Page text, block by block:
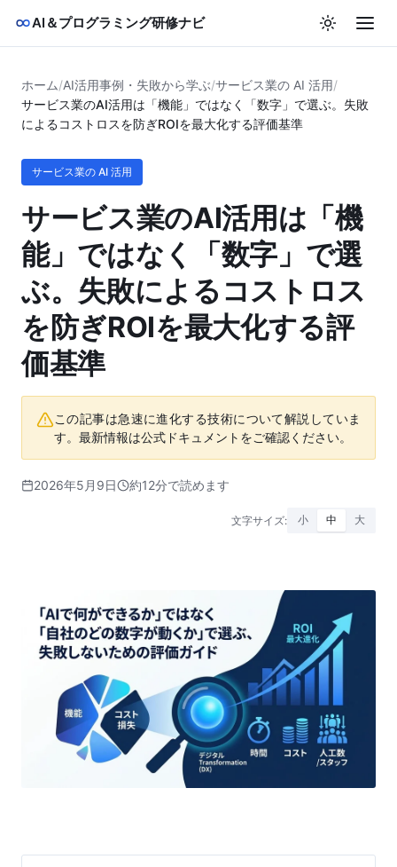
AI＆プログラミング研修ナビ
ホーム/AI活用事例・失敗から学ぶ/サービス業の AI 活用/
サービス業のAI活用は「機能」ではなく「数字」で選ぶ。失敗
によるコストロスを防ぎROIを最大化する評価基準
サービス業の AI 活用
サービス業のAI活用は「機
能」ではなく「数字」で選
ぶ。失敗によるコストロス
を防ぎROIを最大化する評
価基準
この記事は急速に進化する技術について解説していま
す。最新情報は公式ドキュメントをご確認ください。
2026年5月9日 約12分で読めます
文字サイズ: 小 中 大